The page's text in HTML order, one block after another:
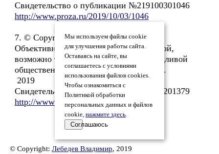
Свидетельство о публикации №219100301046
http://www.proza.ru/2019/10/03/1046
7. © Copyright: Лебедев Владимир,
Объективное изменении труда зарплатой,
возможно только в объективно справедливой
общественной системой ГАРМОНИЗМ.
2019
Свидетельство о публикации №219101201379
http://www.proza.ru/2019/10/12/1379
© Copyright: Лебедев Владимир, 2019
Мы используем файлы cookie
для улучшения работы сайта.
Оставаясь на сайте, вы
соглашаетесь с условиями
использования файлов cookies.
Чтобы ознакомиться с
Политикой обработки
персональных данных и файлов
cookie, нажмите здесь.
Соглашаюсь